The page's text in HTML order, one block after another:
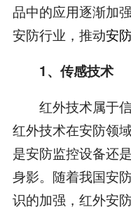
品中的应用逐渐加
安防行业，推动安
1、传感技术
红外技术属于信
红外技术在安防领
是安防监控设备还
身影。随着我国安
识的加强，红外安